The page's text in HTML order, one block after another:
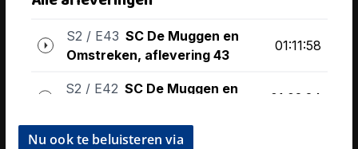
Nu ook te beluisteren via